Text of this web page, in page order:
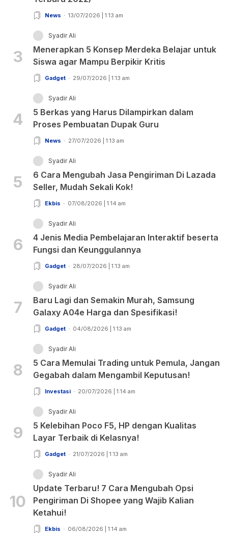
News 13/07/2026 | 1:13 am
3
Syadir Ali
Menerapkan 5 Konsep Merdeka Belajar untuk
Siswa agar Mampu Berpikir Kritis
Gadget 29/07/2026 | 1:13 am
4
Syadir Ali
5 Berkas yang Harus Dilampirkan dalam
Proses Pembuatan Dupak Guru
News 27/07/2026 | 1:13 am
5
Syadir Ali
6 Cara Mengubah Jasa Pengiriman Di Lazada
Seller, Mudah Sekali Kok!
Ekbis 07/08/2026 | 1:14 am
6
Syadir Ali
4 Jenis Media Pembelajaran Interaktif beserta
Fungsi dan Keunggulannya
Gadget 28/07/2026 | 1:13 am
7
Syadir Ali
Baru Lagi dan Semakin Murah, Samsung
Galaxy A04e Harga dan Spesifikasi!
Gadget 04/08/2026 | 1:13 am
8
Syadir Ali
5 Cara Memulai Trading untuk Pemula, Jangan
Gegabah dalam Mengambil Keputusan!
Investasi 20/07/2026 | 1:14 am
9
Syadir Ali
5 Kelebihan Poco F5, HP dengan Kualitas
Layar Terbaik di Kelasnya!
Gadget 21/07/2026 | 1:13 am
10
Syadir Ali
Update Terbaru! 7 Cara Mengubah Opsi
Pengiriman Di Shopee yang Wajib Kalian
Ketahui!
Ekbis 06/08/2026 | 1:14 am